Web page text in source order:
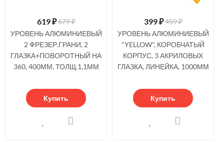
619₽679 ₽
УРОВЕНЬ АЛЮМИНИЕВЫЙ
2 ФРЕЗЕР.ГРАНИ, 2
ГЛАЗКА+ПОВОРОТНЫЙ НА
360, 400ММ, ТОЛЩ.1,1ММ
Купить
399₽459 ₽
УРОВЕНЬ АЛЮМИНИЕВЫЙ
"YELLOW", КОРОБЧАТЫЙ
КОРПУС, 3 АКРИЛОВЫХ
ГЛАЗКА, ЛИНЕЙКА, 1000ММ
Купить